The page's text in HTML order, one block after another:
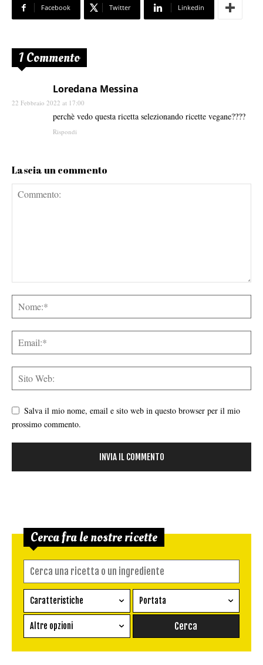
Facebook Twitter Linkedin
1 Commento
Loredana Messina
22 Febbraio 2022 at 17:00
perchè vedo questa ricetta selezionando ricette vegane????
Rispondi
Lascia un commento
Salva il mio nome, email e sito web in questo browser per il mio
prossimo commento.
Cerca fra le nostre ricette
Caratteristiche
Ricetta vegetariana
Senza glutine
Portata
Conserva
Altre opzioni